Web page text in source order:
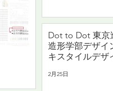
Dot to Dot 東京
造形学部デザイ
キスタイルデザ
イン研究領域
2月25日